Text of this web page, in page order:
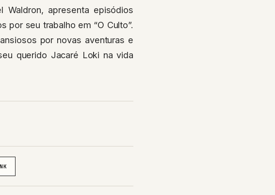
apresenta episódios
por seu trabalho em “O Culto”.
por novas aventuras e
querido Jacaré Loki na vida